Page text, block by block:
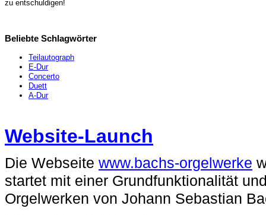
zu entschuldigen!
Beliebte Schlagwörter
Teilautograph
E-Dur
Concerto
Duett
A-Dur
Website-Launch
Die Webseite www.bachs-orgelwerke
startet mit einer Grundfunktionalität
Orgelwerken von Johann Sebastian